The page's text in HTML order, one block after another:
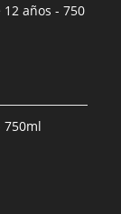
años - 750
750ml